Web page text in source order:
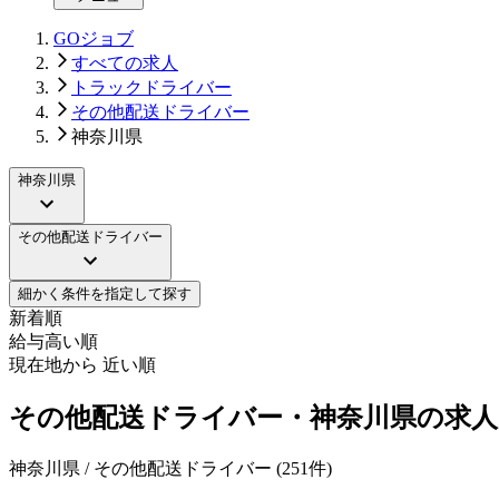
GOジョブ
すべての求人
トラックドライバー
その他配送ドライバー
神奈川県
神奈川県
その他配送ドライバー
細かく条件を指定して探す
新着順
給与高い順
現在地から 近い順
その他配送ドライバー・神奈川県の求
神奈川県 / その他配送ドライバー (251件)